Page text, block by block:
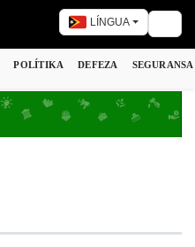
LÍNGUA
POLÍTIKA DEFEZA SEGURANSA